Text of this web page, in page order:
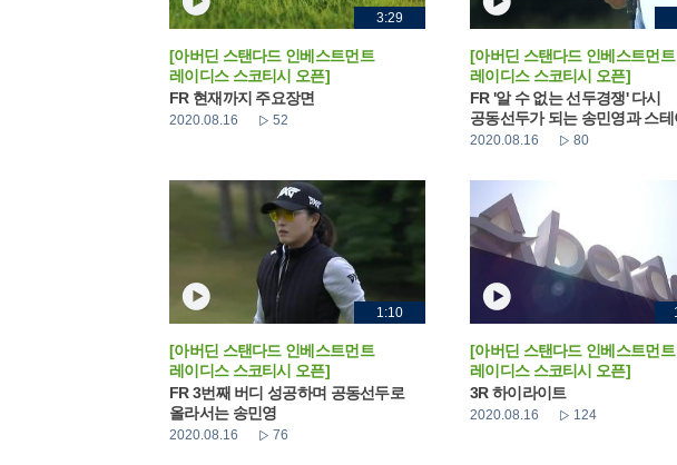
3:29
[아버딘 스탠다드 인베스트먼트
레이디스 스코티시 오픈]
FR 현재까지 주요장면
2020.08.16 52
[아버딘 스탠다드 인베스트먼트
레이디스 스코티시 오픈]
FR '알 수 없는 선두경쟁' 다시
공동선두가 되는 송민영과 스테
2020.08.16 80
1:10
[아버딘 스탠다드 인베스트먼트
레이디스 스코티시 오픈]
FR 3번째 버디 성공하며 공동선두로
올라서는 송민영
2020.08.16 76
[아버딘 스탠다드 인베스트먼트
레이디스 스코티시 오픈]
3R 하이라이트
2020.08.16 124